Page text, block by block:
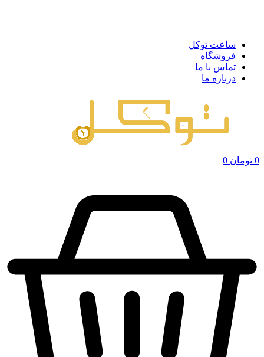
ساعت توکل
فروشگاه
تماس با ما
درباره ما
تومان 0